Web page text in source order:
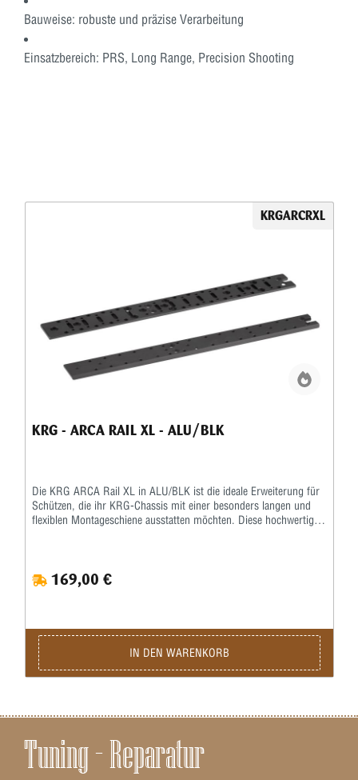
Bauweise: robuste und präzise Verarbeitung
Einsatzbereich: PRS, Long Range, Precision Shooting
KRGARCRXL
KRG - ARCA RAIL XL - ALU/BLK
Die KRG ARCA Rail XL in ALU/BLK ist die ideale Erweiterung für
Schützen, die ihr KRG-Chassis mit einer besonders langen und
flexiblen Montageschiene ausstatten möchten. Diese hochwertige
Dank des präzise gefertigten ARCA-Profils ermöglicht die KRG
ARCA Rail XL eine formschlüssige und wiederholgenaue Montage
Vorrichtungen, was besonders für PRS-, Long-Range- oder
taktische Anwendungen von Vorteil ist. Gefertigt aus robustem,
CNC-gefrästem Aluminium überzeugt die KRG ARCA Rail XL
durch hohe Steifigkeit bei gleichzeitig geringem Gewicht. Die
optisch nahtlos in das KRG-Design ein. Ein weiterer Vorteil der
KRG-Chassis. Die Montage erfolgt stabil und passgenau, ohne die
Balance oder Ergonomie des Gewehrs zu beeinträchtigen. Dadurch
169,00 €
IN DEN WARENKORB
Tuning – Reparatur